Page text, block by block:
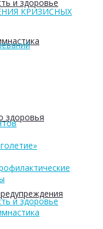
и здоровье
здоровья
КРИЗИСНЫХ
и здоровье